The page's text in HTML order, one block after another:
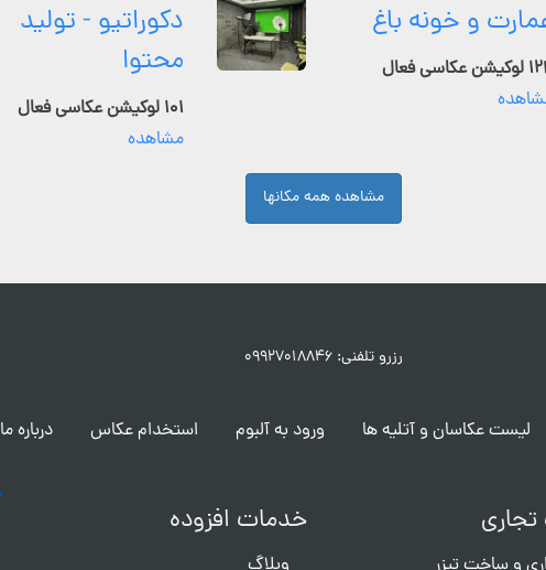
و خونه باغ
عکاسی فعال
دکوراتیو - تولید
محتوا
۱۰۱ لوکیشن عکاسی فعال
مشاهده
مشاهده همه مکانها
رزرو تلفنی: ۰۹۹۲۷۰۱۸۸۴۶
لیست عکاسان و آتلیه ها ورود به آلبوم استخدام عکاس درباره ما
خدمات افزوده